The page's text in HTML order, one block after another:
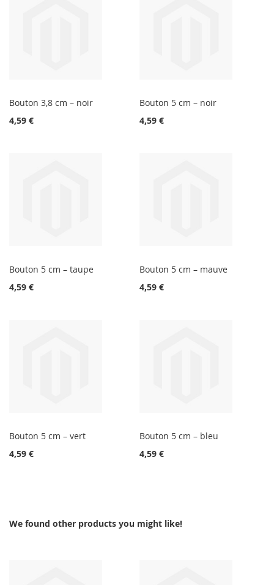
Bouton 3,8 cm – noir
4,59 €
Bouton 5 cm – noir
4,59 €
Bouton 5 cm – taupe
4,59 €
Bouton 5 cm – mauve
4,59 €
Bouton 5 cm – vert
4,59 €
Bouton 5 cm – bleu
4,59 €
We found other products you might like!